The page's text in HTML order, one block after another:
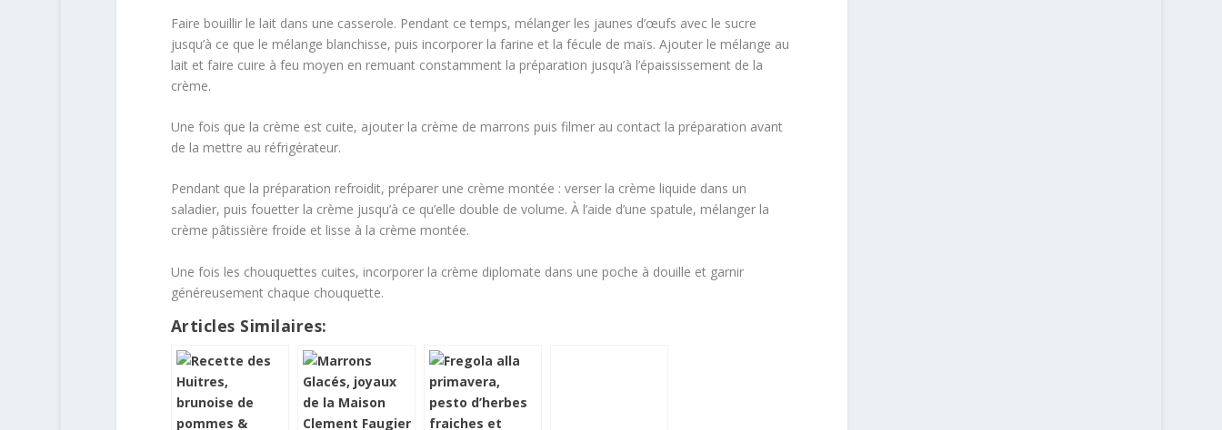
Faire bouillir le lait dans une casserole. Pendant ce temps, mélanger les jaunes d’œufs avec le sucre
jusqu’à ce que le mélange blanchisse, puis incorporer la farine et la fécule de maïs. Ajouter le mélange au
lait et faire cuire à feu moyen en remuant constamment la préparation jusqu’à l’épaississement de la
crème.
Une fois que la crème est cuite, ajouter la crème de marrons puis filmer au contact la préparation avant
de la mettre au réfrigérateur.
Pendant que la préparation refroidit, préparer une crème montée : verser la crème liquide dans un
saladier, puis fouetter la crème jusqu’à ce qu’elle double de volume. À l’aide d’une spatule, mélanger la
crème pâtissière froide et lisse à la crème montée.
Une fois les chouquettes cuites, incorporer la crème diplomate dans une poche à douille et garnir
généreusement chaque chouquette.
Articles Similaires: